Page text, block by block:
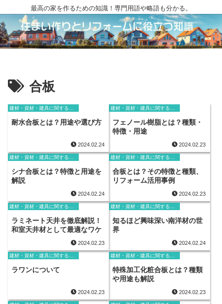
最高の家を作るための知識！専門用語や略語も分かる。
合板
建材・資材・建具に関する用語
耐水合板とは？用途や選び方
2024.02.24
建材・資材・建具に関する用語
フェノール樹脂とは？種類・
特徴・用途
2024.02.23
建材・資材・建具に関する用語
シナ合板とは？特徴と用途を
解説
2024.02.24
建材・資材・建具に関する用語
合板とは？その特徴と種類、
リフォーム活用事例
2024.02.23
ラミネート天井を徹底解説！
和室天井材として最適なワケ
2024.02.23
知るほど興味深い南洋材の世
界
2024.02.24
ラワンについて
2024.02.23
特殊加工化粧合板とは？種類
や用途も解説
2024.02.23